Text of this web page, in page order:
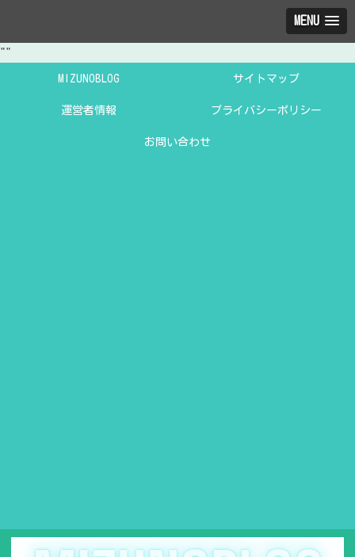
MENU
""
MIZUNOBLOG サイトマップ
運営者情報 プライバシーポリシー
お問い合わせ